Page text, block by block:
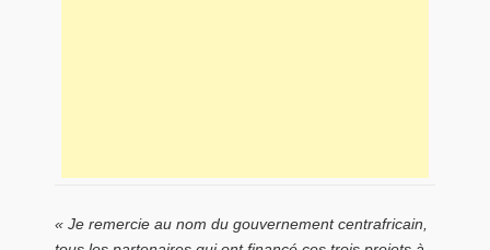
« Je remercie au nom du gouvernement centrafricain,